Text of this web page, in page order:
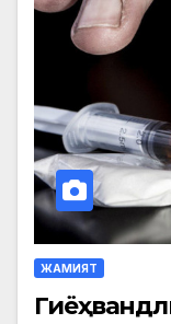
ЖАМИЯТ